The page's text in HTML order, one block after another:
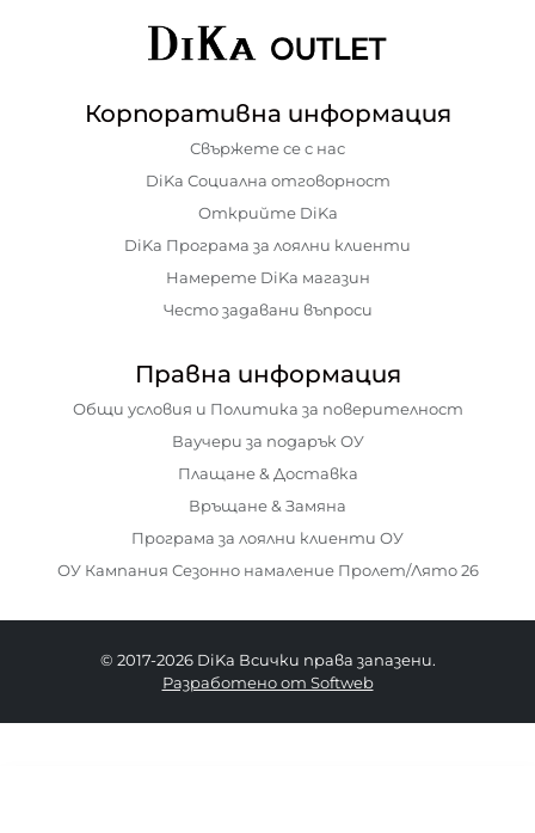
Корпоративна информация
Свържете се с нас
DiKa Социална отговорност
Открийте DiKa
DiKa Програма за лоялни клиенти
Намерете DiKa магазин
Често задавани въпроси
Правна информация
Общи условия и Политика за поверителност
Ваучери за подарък ОУ
Плащане & Доставка
Връщане & Замяна
Програма за лоялни клиенти ОУ
ОУ Кампания Сезонно намаление Пролет/Лято 26
© 2017-2026 DiKa Всички права запазени.
Разработено от Softweb